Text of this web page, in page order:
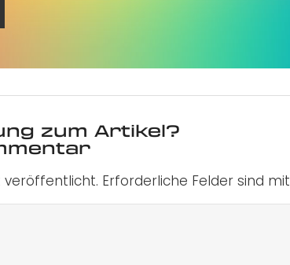
zum Artikel?
veröffentlicht. Erforderliche Felder sind mit